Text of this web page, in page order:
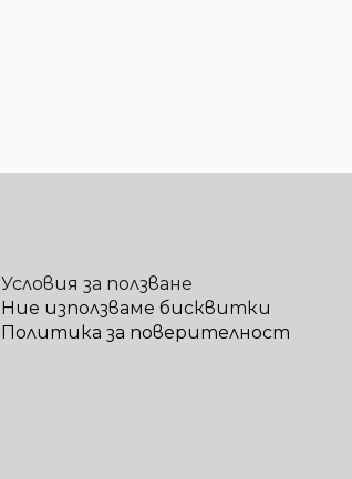
Условия за ползване
Ние използваме бисквитки
Политика за поверителност